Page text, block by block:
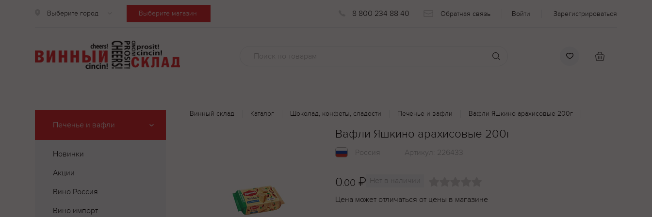
Выберите город Выберите магазин 8 800 234 88 40 Обратная связь Войти Зарегистрироваться
Печенье и вафли
Новинки
Акции
Вино Россия
Вино импорт
Винный склад Каталог Шоколад, конфеты, сладости Печенье и вафли Вафли Яшкино арахисовые 200г
Вафли Яшкино арахисовые 200г
Россия Артикул: 226433
0.00 ₽ Нет в наличии
Цена может отличаться от цены в магазине